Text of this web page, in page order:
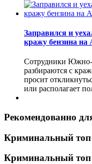
Заправился и
кражу бензина на
Сотрудники Южно-
разбираются с
просит
или располагает
Рекомендованно
Криминальный топ
Криминальный топ